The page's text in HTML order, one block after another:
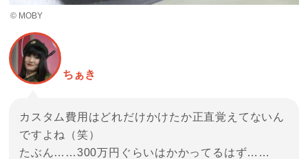
© MOBY
ちぁき
カスタム費用はどれだけかけたか正直覚えてないん
ですよね（笑）
たぶん……300万円ぐらいはかかってるはず……